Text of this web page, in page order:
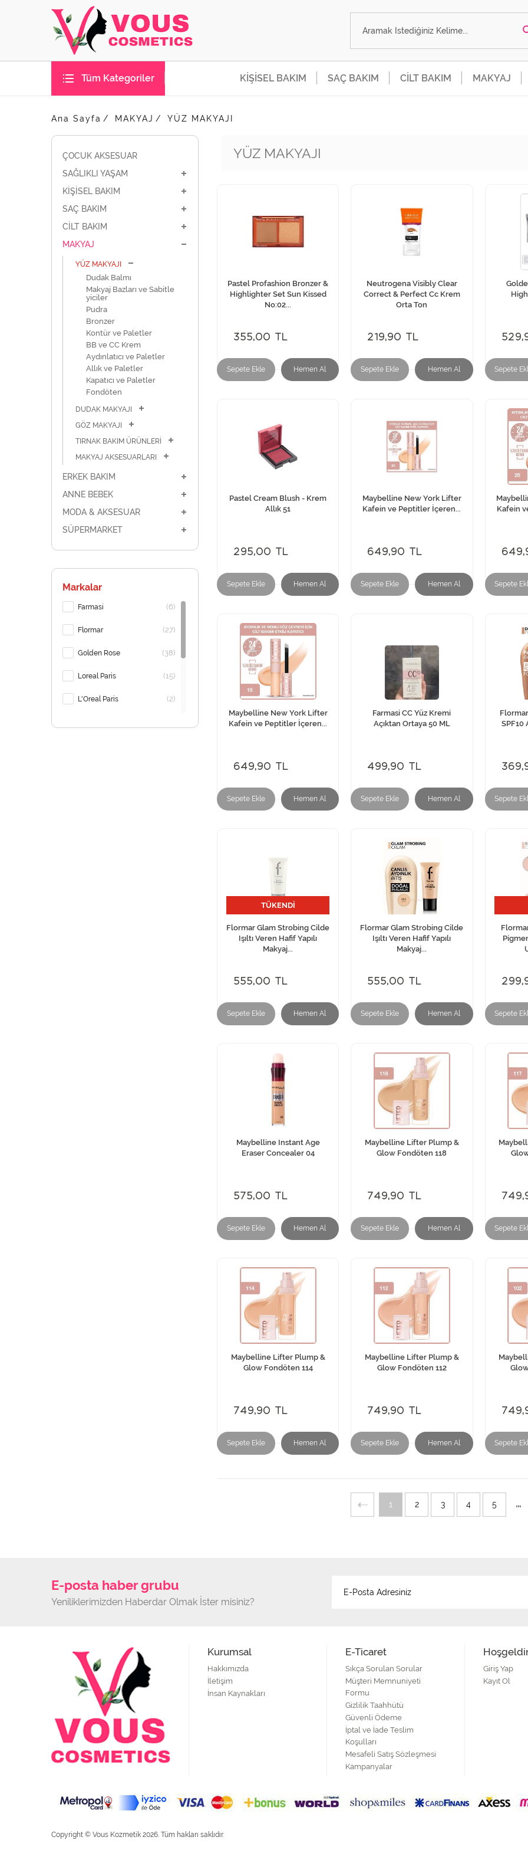
Tüm Kategoriler KİŞİSEL BAKIM SAÇ BAKIM CİLT BAKIM MAKYAJ
Ana Sayfa MAKYAJ YÜZ MAKYAJI
ÇOCUK AKSESUAR
SAĞLIKLI YAŞAM
KİŞİSEL BAKIM
SAÇ BAKIM
CİLT BAKIM
MAKYAJ
YÜZ MAKYAJI
Dudak Balmı
Makyaj Bazları ve Sabitle
yiciler
Pudra
Bronzer
Kontür ve Paletler
BB ve CC Krem
Aydınlatıcı ve Paletler
Allık ve Paletler
Kapatıcı ve Paletler
Fondöten
DUDAK MAKYAJI
GÖZ MAKYAJI
TIRNAK BAKIM ÜRÜNLERİ
MAKYAJ AKSESUARLARI
ERKEK BAKIM
ANNE BEBEK
MODA & AKSESUAR
SÜPERMARKET
Markalar
Farmasi (6)
Flormar (27)
Golden Rose (38)
Loreal Paris (15)
L'Oreal Paris (2)
YÜZ MAKYAJI
Sepete Ekle Hemen Al
Pastel Profashion Bronzer &
Highlighter Set Sun Kissed
No:02...
355,00 TL
Sepete Ekle Hemen Al
Neutrogena Visibly Clear
Correct & Perfect Cc Krem
Orta Ton
219,90 TL
Sepete
Sepete Ekle Hemen Al
Pastel Cream Blush - Krem
Allık 51
295,00 TL
Sepete Ekle Hemen Al
Maybelline New York Lifter
Kafein ve Peptitler İçeren...
649,90 TL
Sepete
Kafein
Sepete Ekle Hemen Al
Maybelline New York Lifter
Kafein ve Peptitler İçeren...
649,90 TL
Sepete Ekle Hemen Al
Farmasi CC Yüz Kremi
Açıktan Ortaya 50 ML
499,90 TL
Sepete
SPF10
Sepete Ekle Hemen Al
TÜKENDİ
Flormar Glam Strobing Cilde
Işıltı Veren Hafif Yapılı
Makyaj...
555,00 TL
Sepete Ekle Hemen Al
Flormar Glam Strobing Cilde
Işıltı Veren Hafif Yapılı
Makyaj...
555,00 TL
Sepete
Sepete Ekle Hemen Al
Maybelline Instant Age
Eraser Concealer 04
575,00 TL
Sepete Ekle Hemen Al
Maybelline Lifter Plump &
Glow Fondöten 118
749,90 TL
Sepete
Sepete Ekle Hemen Al
Maybelline Lifter Plump &
Glow Fondöten 114
749,90 TL
Sepete Ekle Hemen Al
Maybelline Lifter Plump &
Glow Fondöten 112
749,90 TL
Sepete
1 2 3 4 5 ...
E-posta haber grubu
Yeniliklerimizden Haberdar Olmak İster misiniz?
Kurumsal
Hakkımızda
İletişim
İnsan Kaynakları
E-Ticaret
Sıkça Sorulan Sorular
Müşteri Memnuniyeti
Formu
Gizlilik Taahhütü
Güvenli Ödeme
İptal ve İade Teslim
Koşulları
Mesafeli Satış Sözleşmesi
Kampanyalar
Giriş Yap
Kayıt Ol
Copyright © Vous Kozmetik 2026. Tüm hakları saklıdır.